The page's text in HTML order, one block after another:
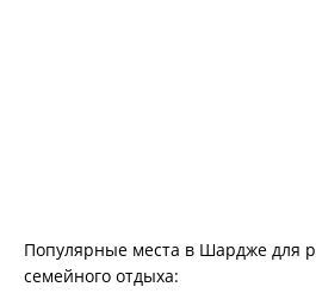
Популярные места в Шардже для
семейного отдыха: